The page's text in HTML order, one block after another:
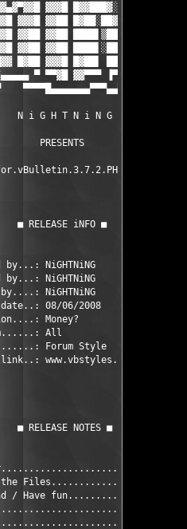
▓▓▓█ █▓▓███▓░▓█▓▌▐▓▓██
▓▓▓█ ▓▓██ █▓██░██▓▓█▓░▐▓▓██
▓▓██ ▓▓██ ████▌▒██▓█▓
▓▓██ ▓▓██ ████▌░██▓█▓
█▓██ ▓▓▓█ █▓██▌ █████▄ ▓▓▓
▀ ▀▀▓█ ▓▓▀▀▀ ▐▀▀▀▀ ▄▓▓▓
▀▀▀▀█▄▄▄▄▄▄▄▀▀▀▄▄▀▀▀▄▄▄▄▄▄▄
N i G H T N i N G
PRESENTS
■ RELEASE iNFO ■
by...: NiGHTNiNG
by...: NiGHTNiNG
NiGHTNiNG
08/06/2008
Money?
All
Forum Style
www.vbstyles.com
■ RELEASE NOTES ■
Files....................
/ Have fun.................